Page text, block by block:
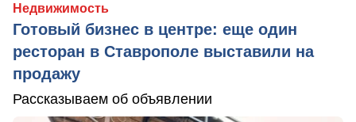
Недвижимость
Готовый бизнес в центре: еще один
ресторан в Ставрополе выставили на
продажу
Рассказываем об объявлении